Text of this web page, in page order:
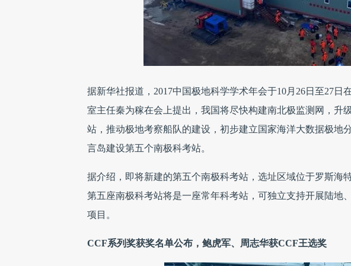
据新华社报道，2017中国极地科学学术年会于10月26日至27日
室主任秦为稼在会上提出，我国将尽快构建南北极监测网，升
站，推动极地考察船队的建设，初步建立国家海洋大数据极地
言岛建设第五个南极科考站。
据介绍，即将新建的第五个南极科考站，选址区域位于罗斯海
第五座南极科考站将是一座常年科考站，可独立支持开展陆地
项目。
CCF系列奖获奖名单公布，鲍虎军、周志华获CCF王选奖